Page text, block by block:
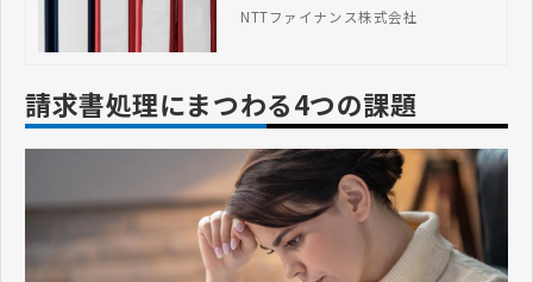
効率良く保管できる方法も紹介します
NTTファイナンス株式会社
請求書処理にまつわる4つの課題